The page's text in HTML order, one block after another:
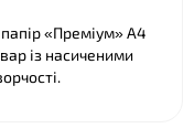
«Преміум» А4
із насиченими